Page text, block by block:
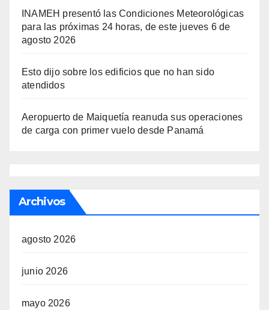
INAMEH presentó las Condiciones Meteorológicas
para las próximas 24 horas, de este jueves 6 de
agosto 2026
Esto dijo sobre los edificios que no han sido
atendidos
Aeropuerto de Maiquetía reanuda sus operaciones
de carga con primer vuelo desde Panamá
Archivos
agosto 2026
junio 2026
mayo 2026